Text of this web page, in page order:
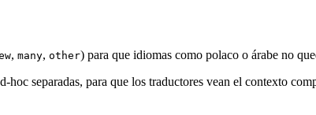
, many, other) para que idiomas como polaco o árabe no
hoc separadas, para que los traductores vean el contexto